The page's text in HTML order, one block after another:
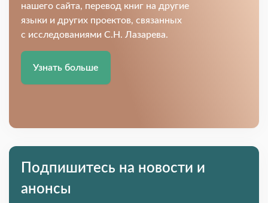
нашего сайта, перевод книг на другие
языки и других проектов, связанных
с исследованиями С.Н. Лазарева.
Узнать больше
Подпишитесь на новости и
анонсы